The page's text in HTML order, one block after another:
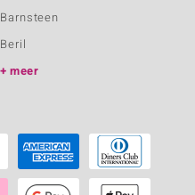
Barnsteen
Beril
meer